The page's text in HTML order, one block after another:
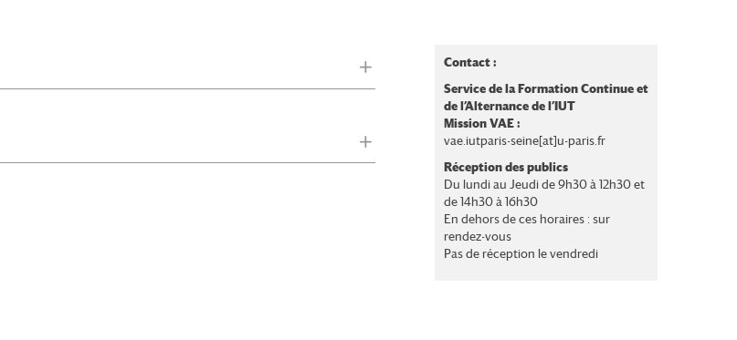
Contact :
Service de la Formation Continue et
de l’Alternance de l’IUT
Mission VAE :
vae.iutparis-seine[at]u-paris.fr
Réception des publics
Du lundi au Jeudi de 9h30 à 12h30 et
de 14h30 à 16h30
En dehors de ces horaires : sur
rendez-vous
Pas de réception le vendredi